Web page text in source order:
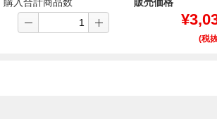
¥
(税